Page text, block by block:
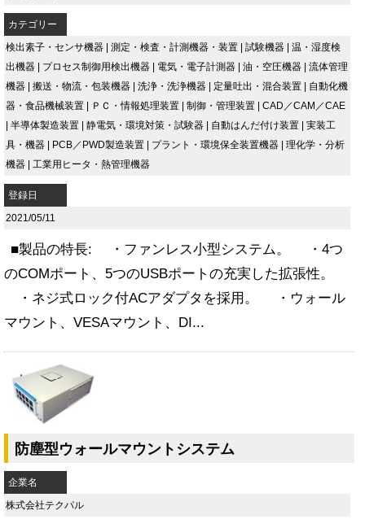
カテゴリー
検出素子・センサ機器 | 測定・検査・計測機器・装置 | 試験機器 | 温・湿度検
出機器 | プロセス制御用検出機器 | 電気・電子計測器 | 油・空圧機器 | 流体管理
機器 | 搬送・物流・包装機器 | 洗浄・洗浄機器 | 定量吐出・混合装置 | 自動化機
器・食品機械装置 | ＰＣ・情報処理装置 | 制御・管理装置 | CAD／CAM／CAE
| 半導体製造装置 | 静電気・環境対策・試験器 | 自動はんだ付け装置 | 実装工
具・機器 | PCB／PWD製造装置 | プラント・環境保全装置機器 | 理化学・分析
機器 | 工業用ヒータ・熱管理機器
登録日
2021/05/11
■製品の特長: ・ファンレス小型システム。 ・4つ
のCOMポート、5つのUSBポートの充実した拡張性。
・ネジ式ロック付ACアダプタを採用。 ・ウォール
マウント、VESAマウント、DI...
防塵型ウォールマウントシステム
企業名
株式会社テクパル